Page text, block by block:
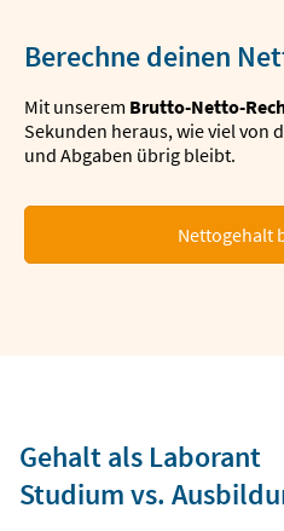
Berechne deinen
Mit unserem Brutto-Netto-
Sekunden heraus, wie viel von
und Abgaben übrig bleibt.
Nettogehalt
Gehalt als Laborant
Studium vs.